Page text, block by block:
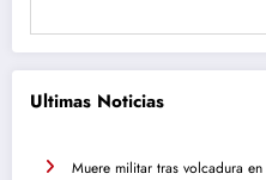
Ultimas Noticias
Muere militar tras volcadura